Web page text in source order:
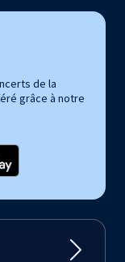
de la
grâce à notre